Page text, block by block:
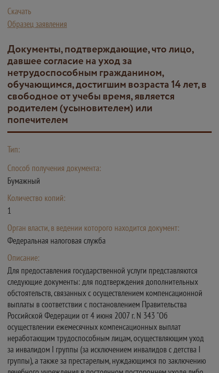
Скачать
Образец заявления
Документы, подтверждающие, что лицо,
давшее согласие на уход за
нетрудоспособным гражданином,
обучающимся, достигшим возраста 14 лет, в
свободное от учебы время, является
родителем (усыновителем) или
попечителем
Тип:
Способ получения документа:
Бумажный
Количество копий:
1
Орган власти, в ведении которого находится документ:
Федеральная налоговая служба
Описание:
Для предоставления государственной услуги представляются
следующие документы: для подтверждения дополнительных
обстоятельств, связанных с осуществлением компенсационной
выплаты в соответствии с постановлением Правительства
Российской Федерации от 4 июня 2007 г. N 343 "Об
осуществлении ежемесячных компенсационных выплат
неработающим трудоспособным лицам, осуществляющим уход
за инвалидом I группы (за исключением инвалидов с детства I
группы), а также за престарелым, нуждающимся по заключению